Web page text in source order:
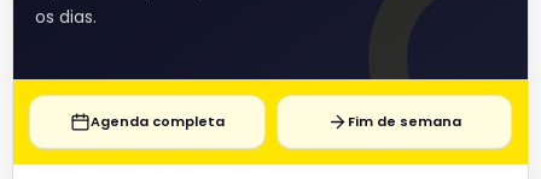
os dias.
Agenda completa Fim de semana